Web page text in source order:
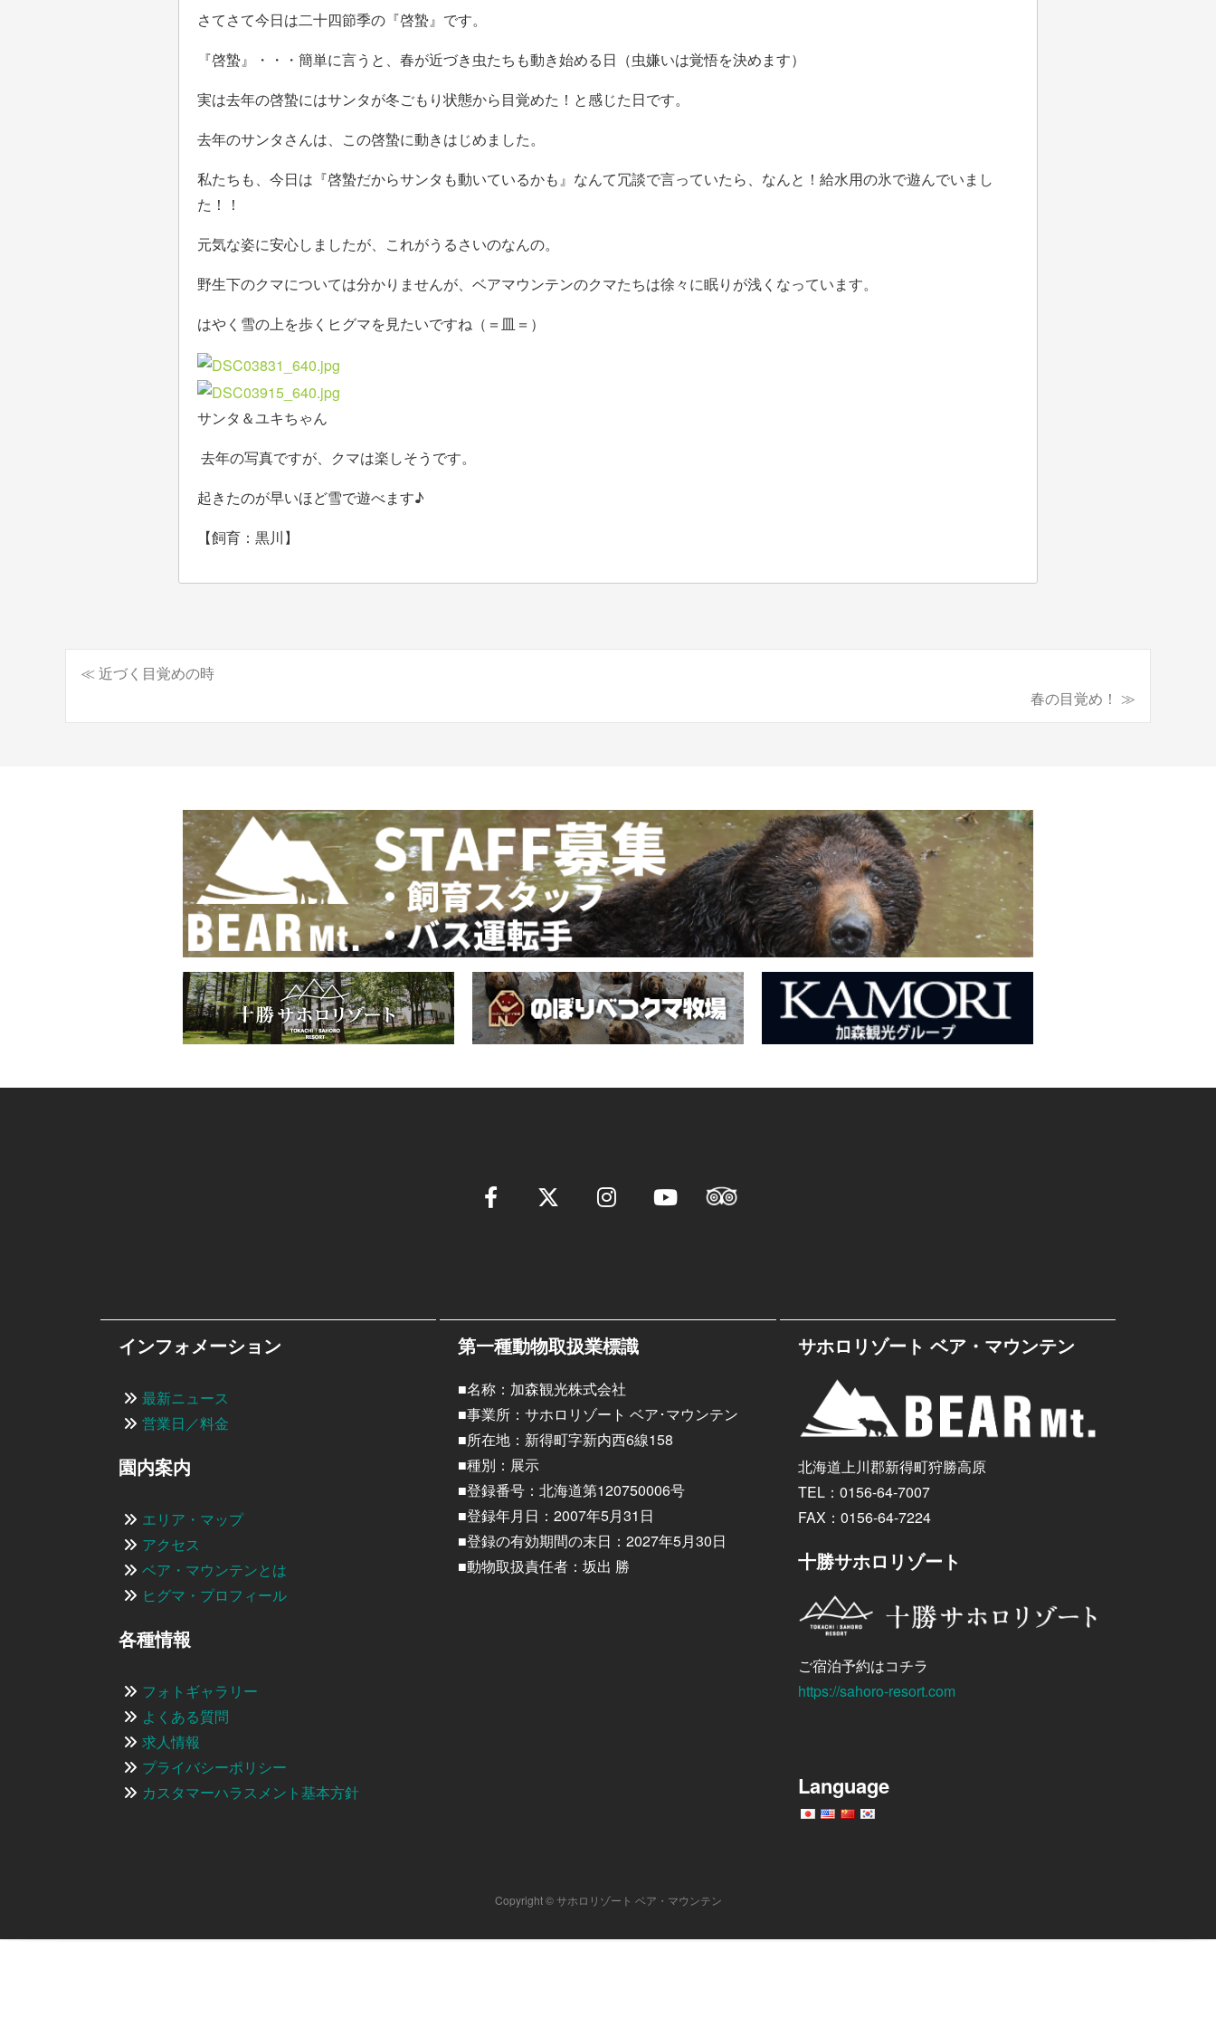
さてさて今日は二十四節季の『啓蟄』です。
『啓蟄』・・・簡単に言うと、春が近づき虫たちも動き始める日（虫嫌いは覚悟を決めます）
実は去年の啓蟄にはサンタが冬ごもり状態から目覚めた！と感じた日です。
去年のサンタさんは、この啓蟄に動きはじめました。
私たちも、今日は『啓蟄だからサンタも動いているかも』なんて冗談で言っていたら、なんと！給水用の氷で遊んでいまし
た！！
元気な姿に安心しましたが、これがうるさいのなんの。
野生下のクマについては分かりませんが、ベアマウンテンのクマたちは徐々に眠りが浅くなっています。
はやく雪の上を歩くヒグマを見たいですね（＝皿＝）
サンタ＆ユキちゃん
去年の写真ですが、クマは楽しそうです。
起きたのが早いほど雪で遊べます♪
【飼育：黒川】
投
稿
≪ 近づく目覚めの時
春の目覚め！ ≫
インフォメーション
最新ニュース
営業日／料金
園内案内
エリア・マップ
アクセス
ベア・マウンテンとは
ヒグマ・プロフィール
各種情報
フォトギャラリー
よくある質問
求人情報
プライバシーポリシー
カスタマーハラスメント基本方針
第一種動物取扱業標識
■名称：加森観光株式会社
■事業所：サホロリゾート ベア･マウンテン
■所在地：新得町字新内西6線158
■種別：展示
■登録番号：北海道第120750006号
■登録年月日：2007年5月31日
■登録の有効期間の末日：2027年5月30日
■動物取扱責任者：坂出 勝
サホロリゾート ベア・マウンテン
北海道上川郡新得町狩勝高原
TEL：0156-64-7007
FAX：0156-64-7224
十勝サホロリゾート
ご宿泊予約はコチラ
https://sahoro-resort.com
Language
Copyright © サホロリゾート ベア・マウンテン